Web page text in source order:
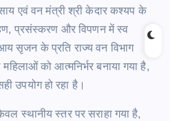
एवं वन मंत्री श्री केदार कश्यप के
प्रसंस्करण और विपणन में स्व
सृजन के प्रति राज्य वन विभाग
को आत्मनिर्भर बनाया गया है,
उपयोग हो रहा है।
स्थानीय स्तर पर सराहा गया है,